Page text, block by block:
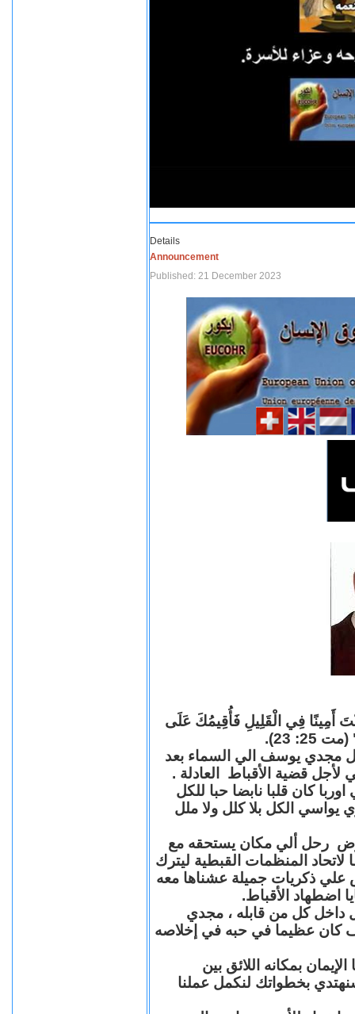
Details
Announcement
Published: 21 December 2023
أَمِينًا فِي الْقَلِيلِ فَأُقِيمُكَ عَلَى
23).
مجدي يوسف الي السماء بعد
قضية الأقباط العادلة .
كان قلبا نابضا حبا للكل
يواسي الكل بلا كلل ولا ملل
رحل ألي مكان يستحقه مع
المنظمات القبطية ليترك
علي ذكريات جميلة عشناها معه
اضطهاد الأقباط.
داخل كل من قابله ، مجدي
عظيما في حبه في إخلاصه
بمكانه اللائق بين
بخطواتك لنكمل عملنا